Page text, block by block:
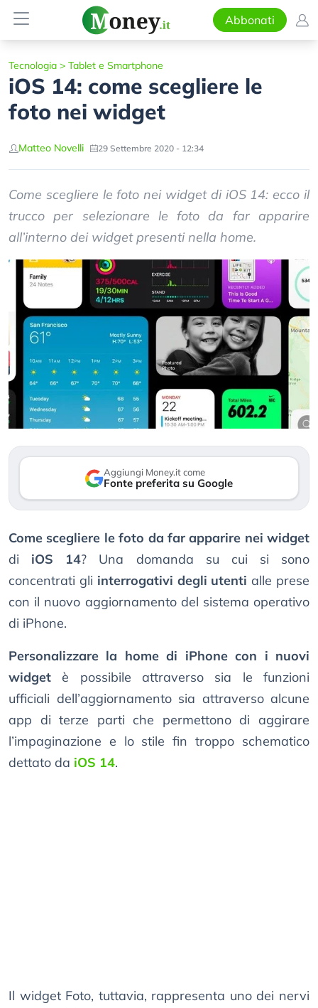
Abbonati
Tecnologia > Tablet e Smartphone
iOS 14: come scegliere le
foto nei widget
Matteo Novelli 29 Settembre 2020 - 12:34
Come scegliere le foto nei widget di iOS 14: ecco il
trucco per selezionare le foto da far apparire
all’interno dei widget presenti nella home.
Aggiungi Money.it come
Fonte preferita su Google
Come scegliere le foto da far apparire nei widget
di iOS 14? Una domanda su cui si sono
concentrati gli interrogativi degli utenti alle prese
con il nuovo aggiornamento del sistema operativo
di iPhone.
Personalizzare la home di iPhone con i nuovi
widget è possibile attraverso sia le funzioni
ufficiali dell’aggiornamento sia attraverso alcune
app di terze parti che permettono di aggirare
l’impaginazione e lo stile fin troppo schematico
dettato da iOS 14.
Il widget Foto, tuttavia, rappresenta uno dei nervi